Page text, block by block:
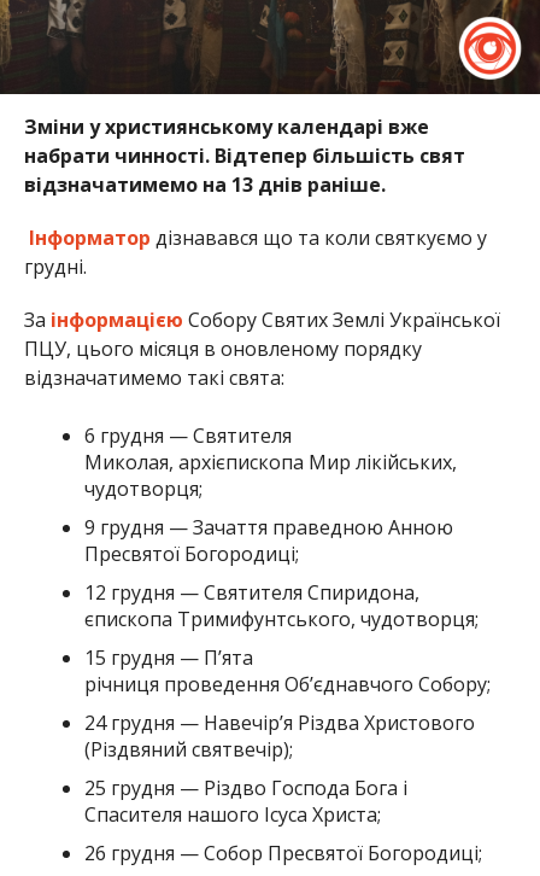
Зміни у християнському календарі вже
набрати чинності. Відтепер більшість свят
відзначатимемо на 13 днів раніше.
Інформатор дізнавався що та коли святкуємо у
грудні.
За інформацією Собору Святих Землі Української
ПЦУ, цього місяця в оновленому порядку
відзначатимемо такі свята:
6 грудня — Святителя
Миколая, архієпископа Мир лікійських,
чудотворця;
9 грудня — Зачаття праведною Анною
Пресвятої Богородиці;
12 грудня — Святителя Спиридона,
єпископа Тримифунтського, чудотворця;
15 грудня — Пʼята
річниця проведення Обʼєднавчого Собору;
24 грудня — Навечірʼя Різдва Христового
(Різдвяний святвечір);
25 грудня — Різдво Господа Бога і
Спасителя нашого Ісуса Христа;
26 грудня — Собор Пресвятої Богородиці;